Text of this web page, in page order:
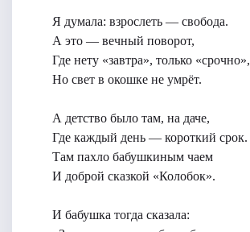
Я думала: взрослеть — свобода.
А это — вечный поворот,
Где нету «завтра», только «срочно»,
Но свет в окошке не умрёт.
А детство было там, на даче,
Где каждый день — короткий срок.
Там пахло бабушкиным чаем
И доброй сказкой «Колобок».
И бабушка тогда сказала: